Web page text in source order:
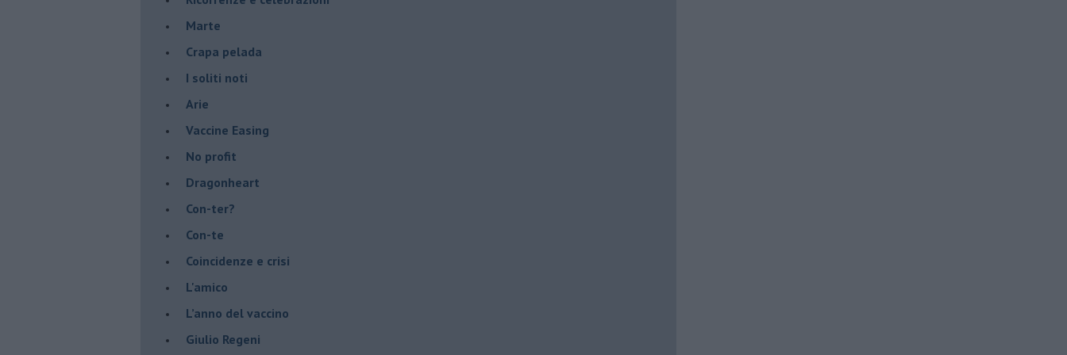
Marte
​Crapa pelada
​I soliti noti
Arie
​Vaccine Easing
No profit
Dragonheart
Con-ter?
​Con-te
Coincidenze e crisi
L'amico
​L’anno del vaccino
Giulio Regeni